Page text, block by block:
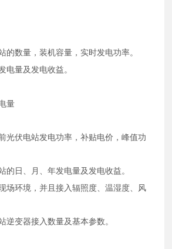
的数量，装机容量，实时发电功率。
电量及发电收益。
量
光伏电站发电功率，补贴电价，峰值功
的日、月、年发电量及发电收益。
场环境，并且接入辐照度、温湿度、风
逆变器接入数量及基本参数。